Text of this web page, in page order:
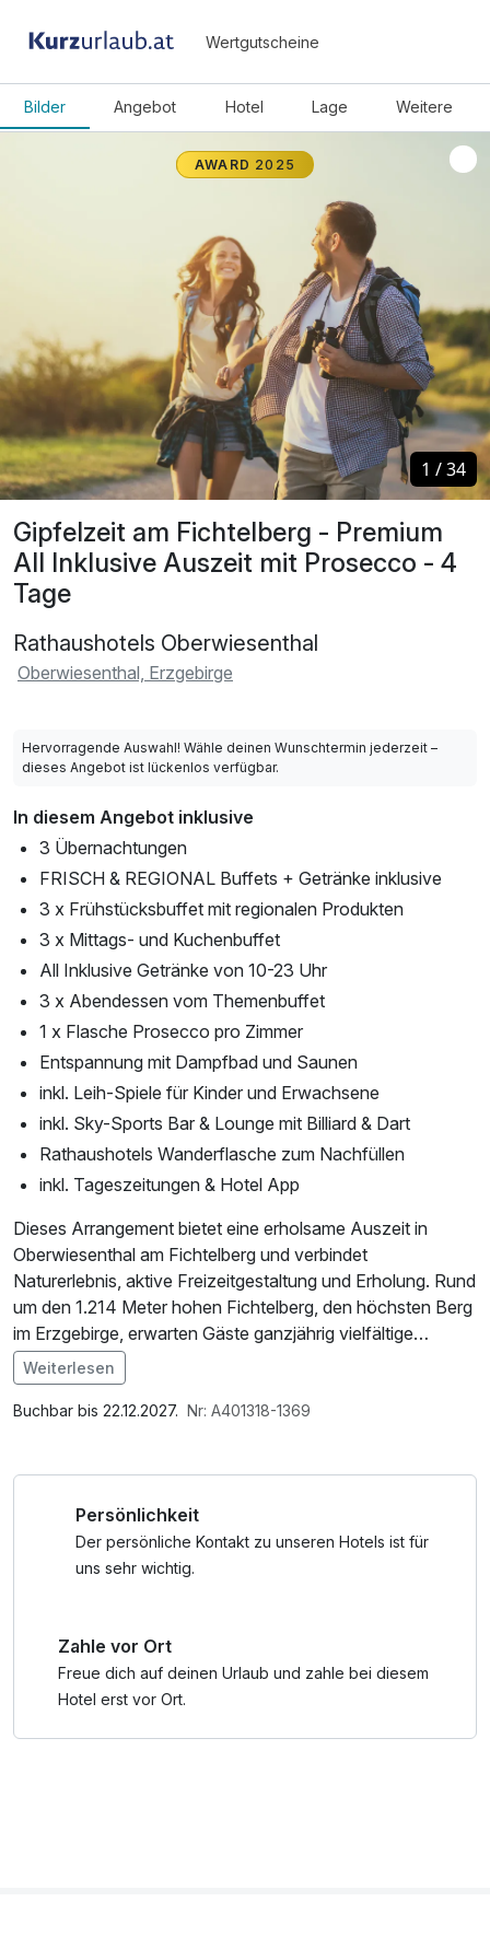
Wertgutscheine
Bilder Angebot Hotel Lage Weitere
Gipfelzeit am Fichtelberg - Premium
All Inklusive Auszeit mit Prosecco - 4
Tage
Rathaushotels Oberwiesenthal
Oberwiesenthal, Erzgebirge
AWARD 2025
1 /34
1 /34
Hervorragende Auswahl! Wähle deinen Wunschtermin jederzeit –
dieses Angebot ist lückenlos verfügbar.
In diesem Angebot inklusive
3 Übernachtungen
FRISCH & REGIONAL Buffets + Getränke inklusive
3 x Frühstücksbuffet mit regionalen Produkten
3 x Mittags- und Kuchenbuffet
All Inklusive Getränke von 10-23 Uhr
3 x Abendessen vom Themenbuffet
1 x Flasche Prosecco pro Zimmer
Entspannung mit Dampfbad und Saunen
inkl. Leih-Spiele für Kinder und Erwachsene
inkl. Sky-Sports Bar & Lounge mit Billiard & Dart
Rathaushotels Wanderflasche zum Nachfüllen
inkl. Tageszeitungen & Hotel App
Dieses Arrangement bietet eine erholsame Auszeit in
Oberwiesenthal am Fichtelberg und verbindet
Naturerlebnis, aktive Freizeitgestaltung und Erholung. Rund
um den 1.214 Meter hohen Fichtelberg, den höchsten Berg
im Erzgebirge, erwarten Gäste ganzjährig vielfältige
Aktivitäten. Das Hotel liegt direkt im Ortszentrum und von
hier aus sind Wanderwege, Panorama- und Themenpfade,
die historische Fichtelberg-Schwebebahn sowie die
Erlebnisangebote sowie kulturelle Aktivitäten wie
Kerzenziehen oder Besucher Bergwerke zur Verfügung.
Radfahrer profitieren von abwechslungsreichen
umliegende Mittelgebirgslandschaft bis nach Tschechien.
Der Aufenthalt beinhaltet die Premium All Inklusive
Im Angebot enthalten
Saunabenutzung, Saunatuch, W-LAN Nutzung /
Weiterlesen
Buchbar bis 22.12.2027. Nr: A401318-1369
Persönlichkeit
Der persönliche Kontakt zu unseren Hotels ist für
uns sehr wichtig.
Zahle vor Ort
Freue dich auf deinen Urlaub und zahle bei diesem
Hotel erst vor Ort.